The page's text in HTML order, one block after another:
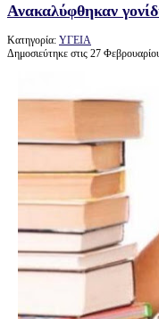
Ανακαλύφθηκαν
Κατηγορία: ΥΓΕΙΑ
Δημοσιεύτηκε στις 27